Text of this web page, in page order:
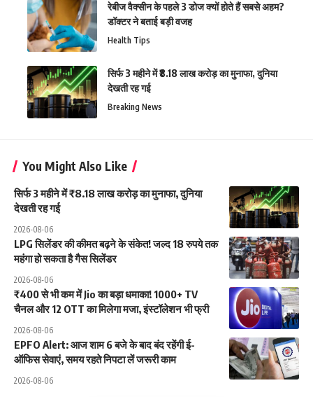
रेबीज वैक्सीन के पहले 3 डोज क्यों होते हैं सबसे अहम?
डॉक्टर ने बताई बड़ी वजह
Health Tips
सिर्फ 3 महीने में ₹8.18 लाख करोड़ का मुनाफा, दुनिया
देखती रह गई
Breaking News
You Might Also Like
सिर्फ 3 महीने में ₹8.18 लाख करोड़ का मुनाफा, दुनिया
देखती रह गई
2026-08-06
LPG सिलेंडर की कीमत बढ़ने के संकेत! जल्द 18 रुपये तक
महंगा हो सकता है गैस सिलेंडर
2026-08-06
₹400 से भी कम में Jio का बड़ा धमाका! 1000+ TV
चैनल और 12 OTT का मिलेगा मजा, इंस्टॉलेशन भी फ्री
2026-08-06
EPFO Alert: आज शाम 6 बजे के बाद बंद रहेंगी ई-
ऑफिस सेवाएं, समय रहते निपटा लें जरूरी काम
2026-08-06